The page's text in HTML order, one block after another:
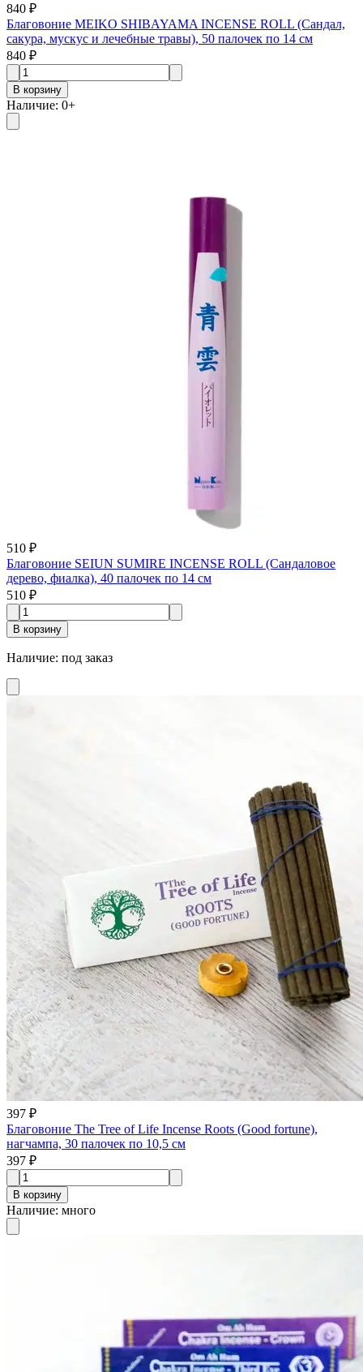
840 ₽
Благовоние MEIKO SHIBAYAMA INCENSE ROLL (Сандал,
сакура, мускус и лечебные травы), 50 палочек по 14 см
840 ₽
В корзину
Наличие: 0+
510 ₽
Благовоние SEIUN SUMIRE INCENSE ROLL (Сандаловое
дерево, фиалка), 40 палочек по 14 см
510 ₽
В корзину
Наличие: под заказ
397 ₽
Благовоние The Tree of Life Incense Roots (Good fortune),
нагчампа, 30 палочек по 10,5 см
397 ₽
В корзину
Наличие: много